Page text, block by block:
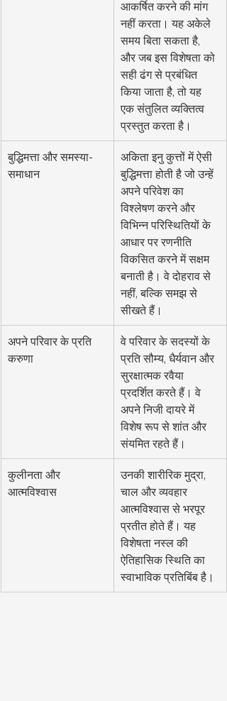
आकर्षित करने की मांग
नहीं करता। यह अकेले
समय बिता सकता है,
और जब इस विशेषता को
सही ढंग से प्रबंधित
किया जाता है, तो यह
एक संतुलित व्यक्तित्व
प्रस्तुत करता है।
बुद्धिमत्ता और समस्या-
समाधान
अकिता इनु कुत्तों में ऐसी
बुद्धिमत्ता होती है जो उन्हें
अपने परिवेश का
विश्लेषण करने और
विभिन्न परिस्थितियों के
आधार पर रणनीति
विकसित करने में सक्षम
बनाती है। वे दोहराव से
नहीं, बल्कि समझ से
सीखते हैं।
अपने परिवार के प्रति
करुणा
वे परिवार के सदस्यों के
प्रति सौम्य, धैर्यवान और
सुरक्षात्मक रवैया
प्रदर्शित करते हैं। वे
अपने निजी दायरे में
विशेष रूप से शांत और
संयमित रहते हैं।
कुलीनता और
आत्मविश्वास
उनकी शारीरिक मुद्रा,
चाल और व्यवहार
आत्मविश्वास से भरपूर
प्रतीत होते हैं। यह
विशेषता नस्ल की
ऐतिहासिक स्थिति का
स्वाभाविक प्रतिबिंब है।